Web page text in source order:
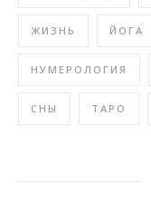
ЖИЗНЬ ЙОГА
НУМЕРОЛОГИЯ
СНЫ ТАРО